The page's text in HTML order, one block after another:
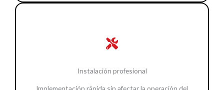
Instalación profesional